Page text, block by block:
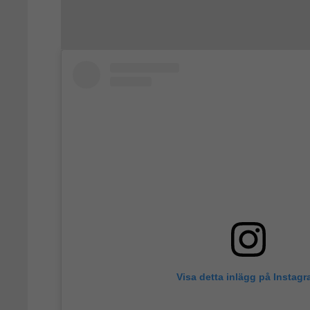
Visa detta inlägg på